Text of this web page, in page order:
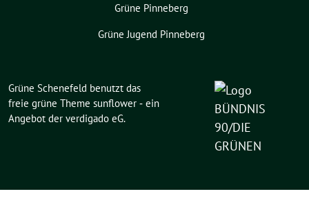
Grüne Pinneberg
Grüne Jugend Pinneberg
Grüne Schenefeld benutzt das
freie grüne Theme sunflower ‐ ein
Angebot der verdigado eG.